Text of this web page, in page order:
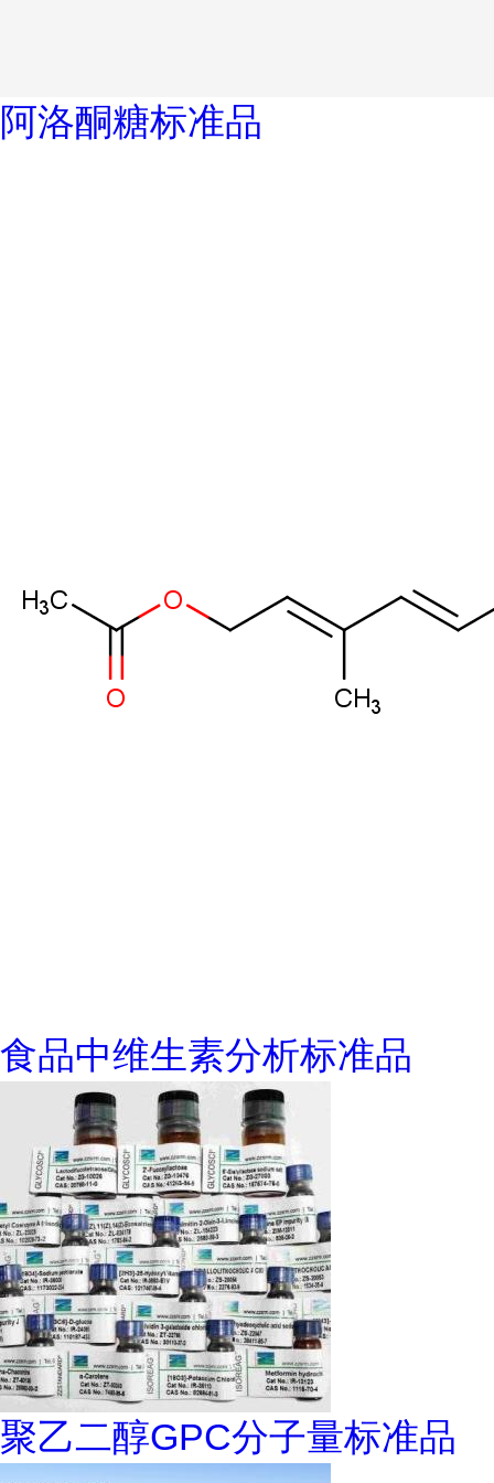
阿洛酮糖标准品
食品中维生素分析标准品
聚乙二醇GPC分子量标准品